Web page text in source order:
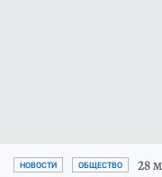
НОВОСТИ ОБЩЕСТВО 28